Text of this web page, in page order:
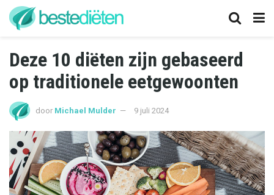
Deze 10 diëten zijn gebaseerd
op traditionele eetgewoonten
door Michael Mulder 9 juli 2024